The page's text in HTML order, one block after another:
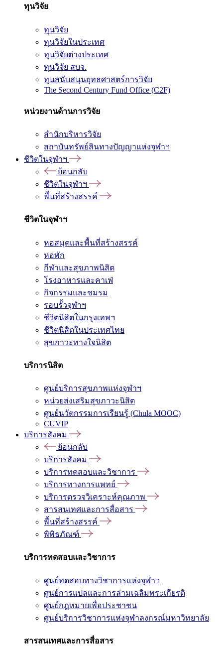
ทุนวิจัย
ทุนวิจัย
ทุนวิจัยในประเทศ
ทุนวิจัยต่างประเทศ
ทุนวิจัย สบจ.
ทุนสนับสนุนยุทธศาสตร์การวิจัย
The Second Century Fund Office (C2F)
หน่วยงานด้านการวิจัย
สำนักบริหารวิจัย
สถาบันทรัพย์สินทางปัญญาแห่งจุฬาฯ
ชีวิตในจุฬาฯ
ย้อนกลับ
ชีวิตในจุฬาฯ
พื้นที่สร้างสรรค์
ชีวิตในจุฬาฯ
หอสมุดและพื้นที่สร้างสรรค์
หอพัก
กีฬาและสุขภาพนิสิต
โรงอาหารและคาเฟ่
กิจกรรมและชมรม
รอบรั้วจุฬาฯ
ชีวิตนิสิตในกรุงเทพฯ
ชีวิตนิสิตในประเทศไทย
สุขภาวะทางใจนิสิต
บริการนิสิต
ศูนย์บริการสุขภาพแห่งจุฬาฯ
หน่วยส่งเสริมสุขภาวะนิสิต
ศูนย์นวัตกรรมการเรียนรู้ (Chula MOOC)
CUVIP
บริการสังคม
ย้อนกลับ
บริการสังคม
บริการทดสอบและวิชาการ
บริการทางการแพทย์
บริการตรวจวิเคราะห์คุณภาพ
สารสนเทศและการสื่อสาร
พื้นที่สร้างสรรค์
พิพิธภัณฑ์
บริการทดสอบและวิชาการ
ศูนย์ทดสอบทางวิชาการแห่งจุฬาฯ
ศูนย์การแปลและการล่ามเฉลิมพระเกียรติ
ศูนย์กฎหมายเพื่อประชาชน
ศูนย์บริการวิชาการแห่งจุฬาลงกรณ์มหาวิทยาลัย
สารสนเทศและการสื่อสาร